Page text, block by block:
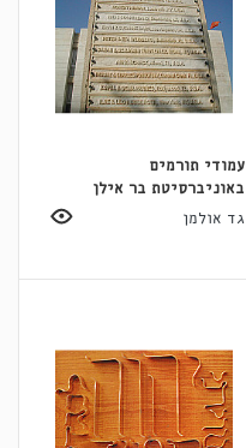
עמודי תורמים
באוניברסיטת בר אילן
גד אולמן